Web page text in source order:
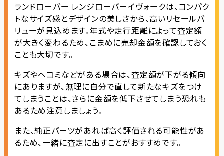
ランドローバー レンジローバーイヴォークは、コンパク
トなサイズ感とデザインの美しさから、高いリセールバ
リューが見込めます。年式や走行距離によって査定額
が大きく変わるため、こまめに売却金額を確認しておく
ことも大切です。
キズやヘコミなどがある場合は、査定額が下がる傾向
にありますが、無理に自分で直して新たなキズをつけ
てしまうことは、さらに金額を低下させてしまう恐れも
あるため注意しましょう。
また、純正パーツがあれば高く評価される可能性があ
るため、一緒に査定に出すことがおすすめです。